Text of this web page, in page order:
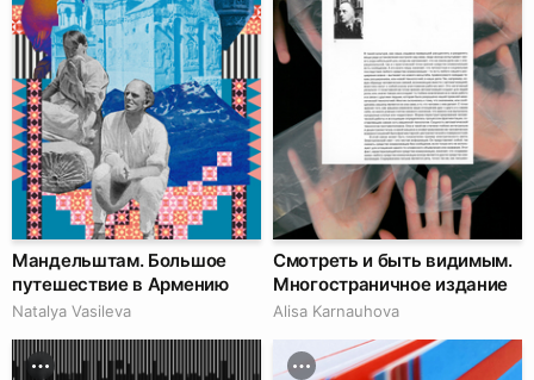
Мандельштам. Большое
путешествие в Армению
Natalya Vasileva
Смотреть и быть видимым.
Многостраничное издание
Alisa Karnauhova